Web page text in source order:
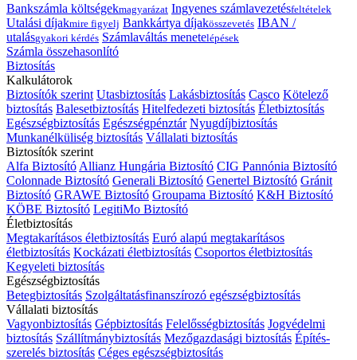
Bankszámla költségekmagyarázat Ingyenes számlavezetésfeltételek
Utalási díjakmire figyelj Bankkártya díjakösszevetés IBAN /
utalásgyakori kérdés Számlaváltás menetelépések
Számla összehasonlító
Biztosítás
Kalkulátorok
Biztosítók szerint Utasbiztosítás Lakásbiztosítás Casco Kötelező
biztosítás Balesetbiztosítás Hitelfedezeti biztosítás Életbiztosítás
Egészségbiztosítás Egészségpénztár Nyugdíjbiztosítás
Munkanélküliség biztosítás Vállalati biztosítás
Biztosítók szerint
Alfa Biztosító Allianz Hungária Biztosító CIG Pannónia Biztosító
Colonnade Biztosító Generali Biztosító Genertel Biztosító Gránit
Biztosító GRAWE Biztosító Groupama Biztosító K&H Biztosító
KÖBE Biztosító LegitiMo Biztosító
Életbiztosítás
Megtakarításos életbiztosítás Euró alapú megtakarításos
életbiztosítás Kockázati életbiztosítás Csoportos életbiztosítás
Kegyeleti biztosítás
Egészségbiztosítás
Betegbiztosítás Szolgáltatásfinanszírozó egészségbiztosítás
Vállalati biztosítás
Vagyonbiztosítás Gépbiztosítás Felelősségbiztosítás Jogvédelmi
biztosítás Szállítmánybiztosítás Mezőgazdasági biztosítás Építés-
szerelés biztosítás Céges egészségbiztosítás